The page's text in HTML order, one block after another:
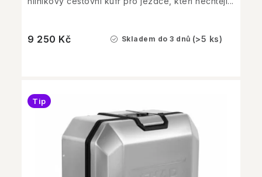
Skladem do 3 dnů (>5 ks)
9 250 Kč
Tip